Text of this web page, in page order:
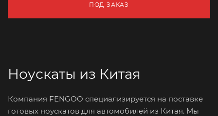
ПОД ЗАКАЗ
Ноускаты из Китая
Компания FENGOO специализируется на поставке
готовых ноускатов для автомобилей из Китая. Мы